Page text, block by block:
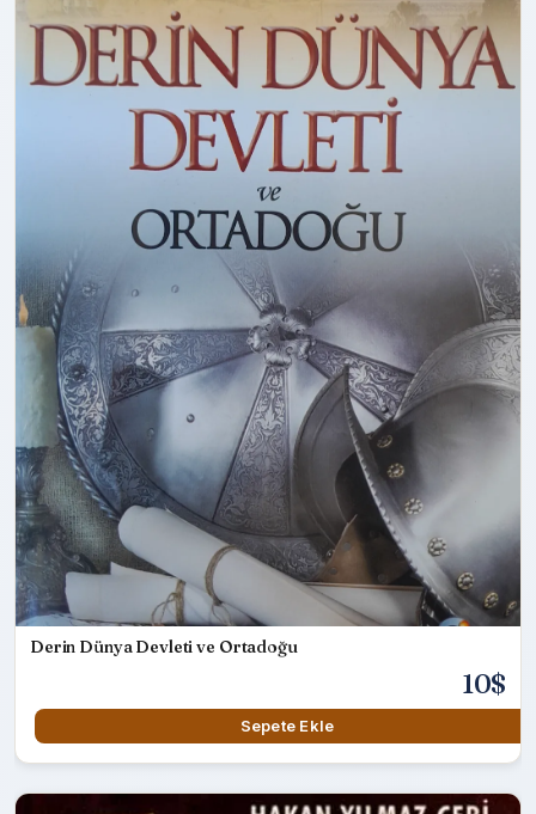
Derin Dünya Devleti ve Ortadoğu
10$
Sepete Ekle